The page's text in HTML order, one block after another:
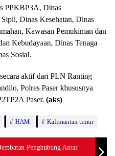
PPKBP3A, Dinas
Dinas Kesehatan, Dinas
Kawasan Pemukiman dan
Kebudayaan, Dinas Tenaga
Sosial.
aktif dari PLN Ranting
Polres Paser khususnya
Paser. (aks)
HAM Kalimantan timur
Penghubung Antar